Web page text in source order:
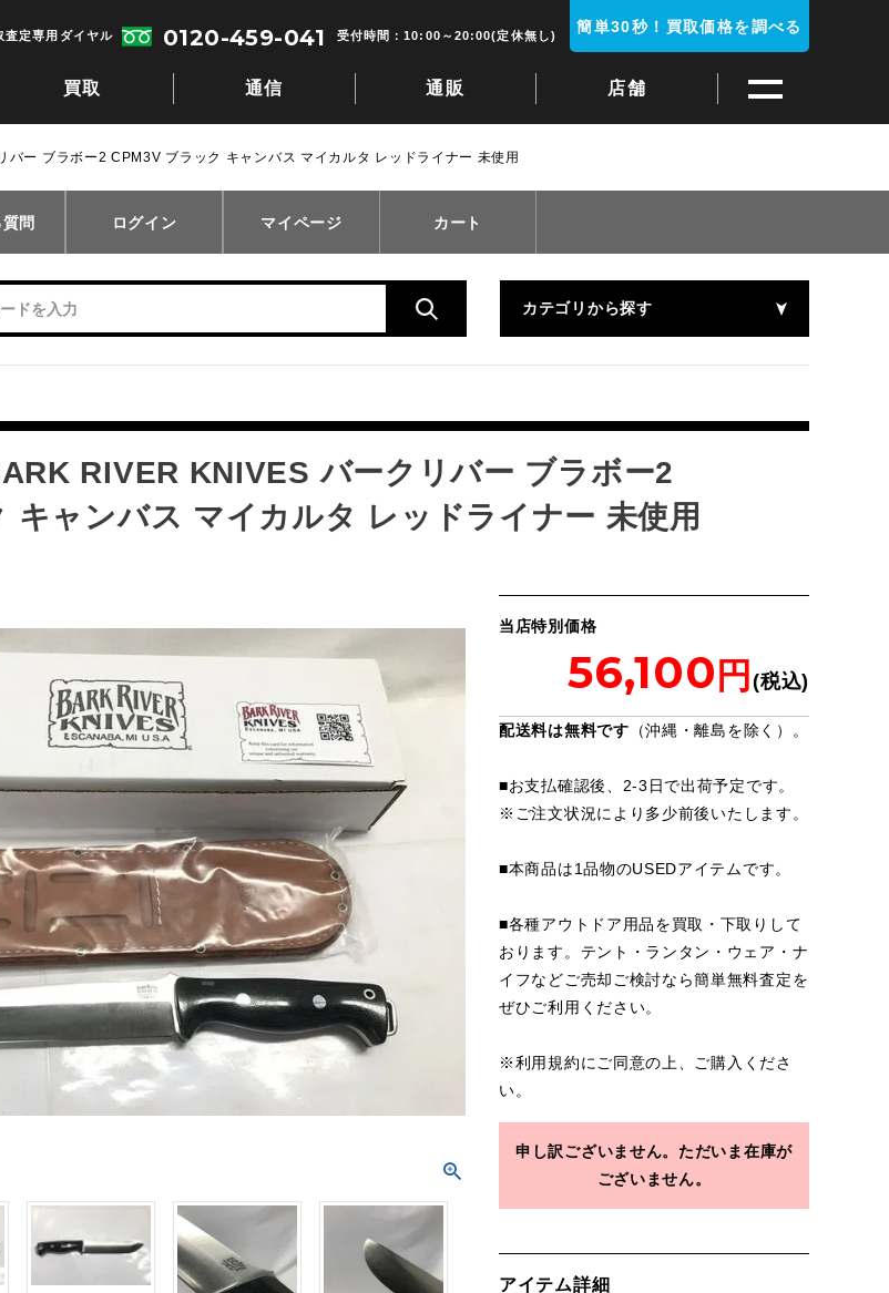
買取 通信 通販 店舗
査定専用ダイヤル 0120-459-041 受付時間：10:00～20:00(定休無し) 簡単30秒！買取価格を調べる
ー ブラボー2 CPM3V ブラック キャンバス マイカルタ レッドライナー 未使用
問 ログイン マイページ カート
カテゴリから探す
RIVER KNIVES バークリバー ブラボー2
キャンバス マイカルタ レッドライナー 未使用
当店特別価格
56,100
配送料は無料です （沖縄・離島を除く）。
■お支払確認後、2-3日で出荷予定です。
※ ご注文状況により多少前後いたします。
■本商品は1品物のUSEDアイテムです。
■各種アウトドア用品を買取・下取りして
おります。テント・ランタン・ウェア・ナ
イフなどご売却ご検討なら簡単無料査定を
ぜひご利用ください。
※利用規約にご同意の上、ご購入くださ
い。
申し訳ございません。ただいま在庫が
ございません。
アイテム詳細